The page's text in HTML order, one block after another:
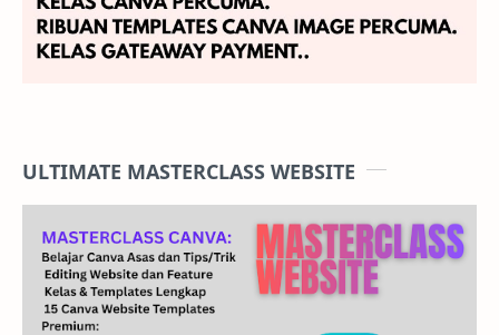
ULTIMATE MASTERCLASS WEBSITE